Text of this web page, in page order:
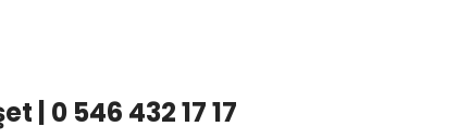
| 0 546 432 17 17